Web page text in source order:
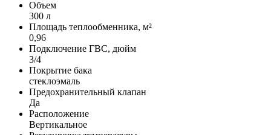
Объем
300 л
Площадь теплообменника, м²
0,96
Подключение ГВС, дюйм
3/4
Покрытие бака
стеклоэмаль
Предохранительный клапан
Да
Расположение
Вертикальное